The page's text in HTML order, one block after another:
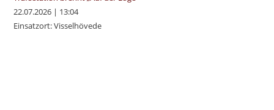
22.07.2026 | 13:04
Einsatzort: Visselhövede